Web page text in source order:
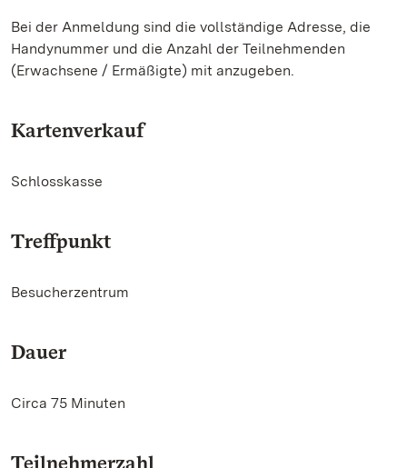
Bei der Anmeldung sind die vollständige Adresse, die
Handynummer und die Anzahl der Teilnehmenden
(Erwachsene / Ermäßigte) mit anzugeben.
Kartenverkauf
Schlosskasse
Treffpunkt
Besucherzentrum
Dauer
Circa 75 Minuten
Teilnehmerzahl